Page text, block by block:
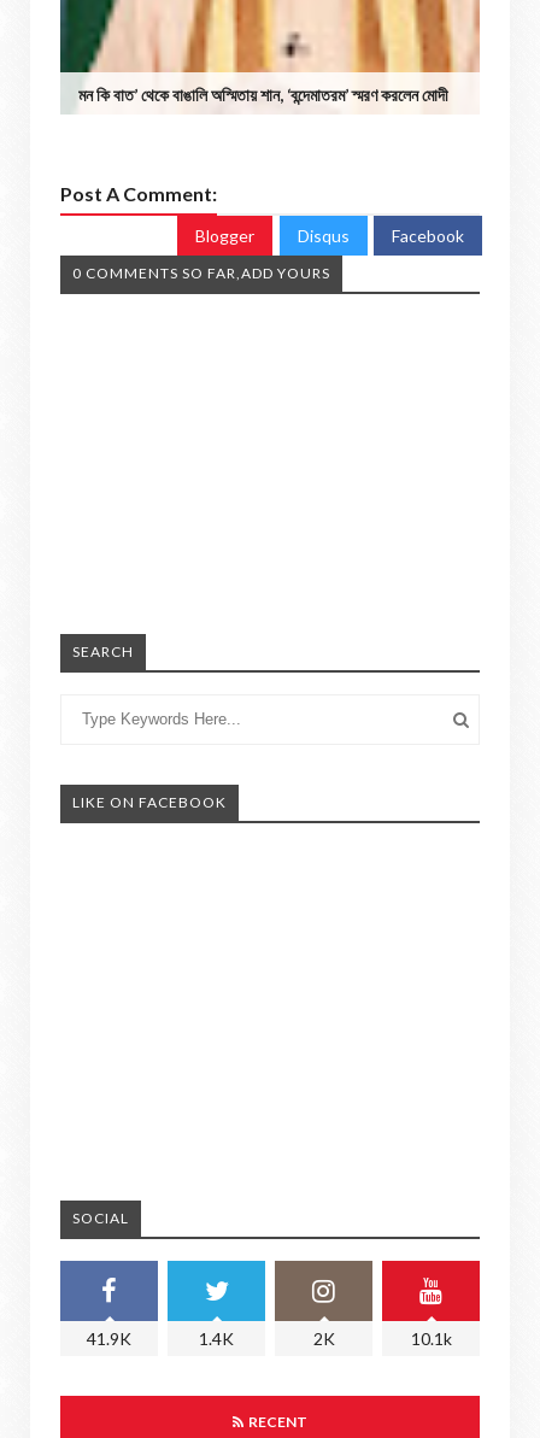
মন কি বাত’ থেকে বাঙালি অস্মিতায় শান, ‘বন্দেমাতরম’ স্মরণ করলেন মোদী
Post A Comment:
Blogger Disqus Facebook
0 COMMENTS SO FAR,ADD YOURS
SEARCH
LIKE ON FACEBOOK
SOCIAL
41.9K 1.4K 2K 10.1k
RECENT